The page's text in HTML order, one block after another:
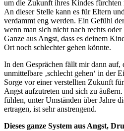
um die Zukunft ihres Kindes fürchten
An dieser Stelle kann es für Eltern
verdammt eng werden. Ein Gefühl
wenn man sich nicht nach rechts
Ganze aus Angst, dass es deinem
Ort noch schlechter gehen könnte.
In den Gesprächen fällt mir dann auf,
unmittelbare ‚schlecht gehen‘ in der
Sorge vor einer verstellten Zukunft
Angst aufzutreten und sich zu
fühlen, unter Umständen über Jahre
ertragen, ist sehr anstrengend.
Dieses ganze System aus Angst,